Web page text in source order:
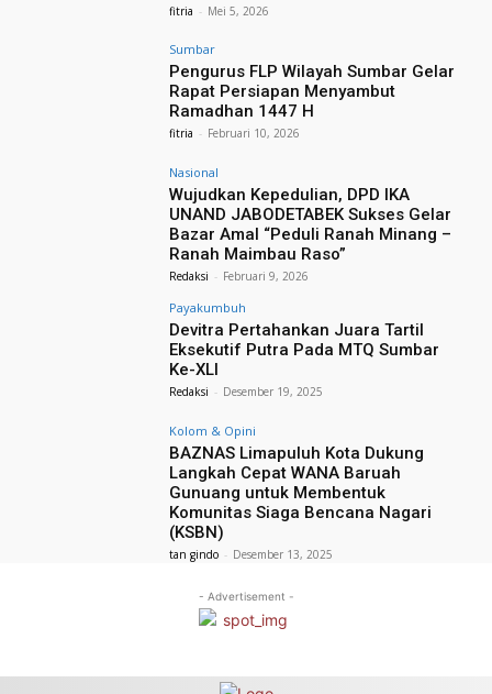
fitria - Mei 5, 2026
Sumbar
Pengurus FLP Wilayah Sumbar Gelar
Rapat Persiapan Menyambut
Ramadhan 1447 H
fitria - Februari 10, 2026
Nasional
Wujudkan Kepedulian, DPD IKA
UNAND JABODETABEK Sukses Gelar
Bazar Amal “Peduli Ranah Minang –
Ranah Maimbau Raso”
Redaksi - Februari 9, 2026
Payakumbuh
Devitra Pertahankan Juara Tartil
Eksekutif Putra Pada MTQ Sumbar
Ke-XLI
Redaksi - Desember 19, 2025
Kolom & Opini
BAZNAS Limapuluh Kota Dukung
Langkah Cepat WANA Baruah
Gunuang untuk Membentuk
Komunitas Siaga Bencana Nagari
(KSBN)
tan gindo - Desember 13, 2025
- Advertisement -